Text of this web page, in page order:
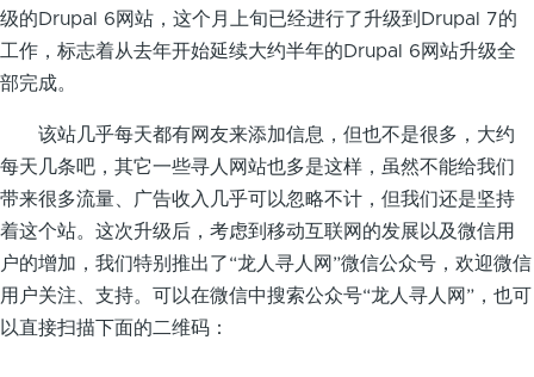
级的Drupal 6网站，这个月上旬已经进行了升级到Drupal 7的
工作，标志着从去年开始延续大约半年的Drupal 6网站升级全
部完成。
该站几乎每天都有网友来添加信息，但也不是很多，大约
每天几条吧，其它一些寻人网站也多是这样，虽然不能给我们
带来很多流量、广告收入几乎可以忽略不计，但我们还是坚持
着这个站。这次升级后，考虑到移动互联网的发展以及微信用
户的增加，我们特别推出了“龙人寻人网”微信公众号，欢迎微信
用户关注、支持。可以在微信中搜索公众号“龙人寻人网”，也可
以直接扫描下面的二维码：